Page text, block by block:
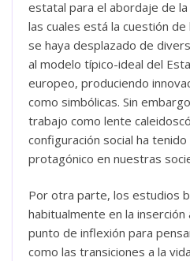
estatal para el abordaje de
las cuales está la cuestión
se haya desplazado de
al modelo típico-ideal del
europeo, produciendo
como simbólicas. Sin
trabajo como lente
configuración social ha
protagónico en nuestras
Por otra parte, los estudios
habitualmente en la inserción
punto de inflexión para
como las transiciones a la